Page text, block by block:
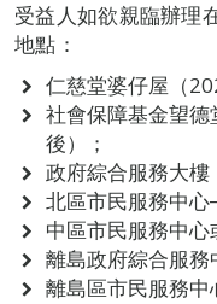
受益人如欲親臨辦理
地點：
仁慈堂婆仔屋（
社會保障基金望
後）；
政府綜合服務大樓
北區市民服務中
中區市民服務中心
離島政府綜合服務
離島區市民服務中